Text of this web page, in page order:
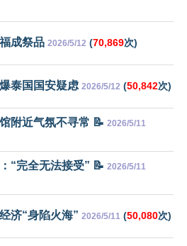
成祭品 2026/5/12 (70,869次)
泰国国安疑虑 2026/5/12 (50,842次)
附近气氛不寻常 📝 2026/5/11
“完全无法接受” 📝 2026/5/11
济“身陷火海” 2026/5/11 (50,080次)